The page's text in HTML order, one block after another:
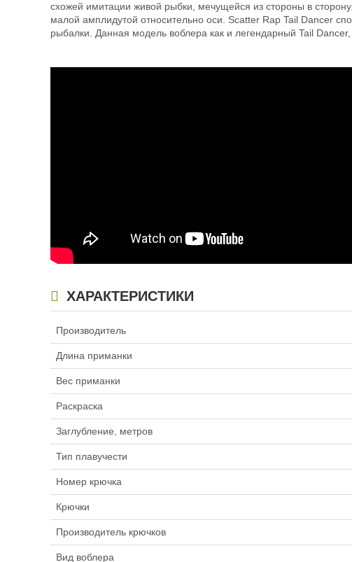
схожей имитации живой рыбки, мечущейся из стороны в
малой амплидутой относительно оси. Scatter Rap Tail Dancer
рыбалки. Данная модель воблера как и легендарный Tail
ХАРАКТЕРИСТИКИ
Производитель
Длина приманки
Вес приманки
Раскраска
Заглубление, метров
Тип плавучести
Номер крючка
Крючки
Производитель крючков
Вид воблера